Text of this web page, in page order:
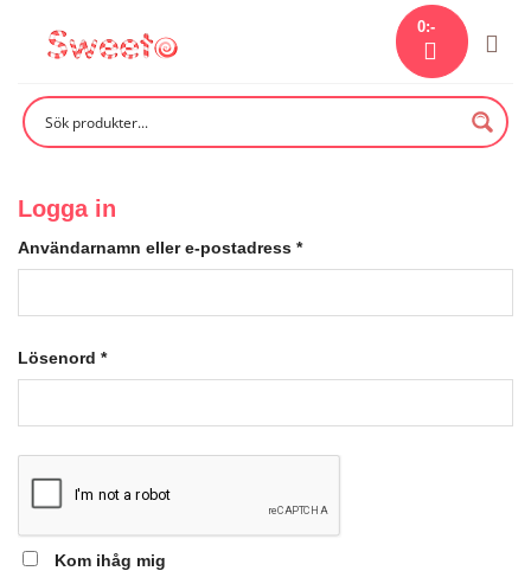
0:-
Logga in
Användarnamn eller e-postadress *
Lösenord *
Kom ihåg mig